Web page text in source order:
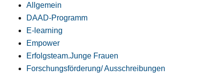
Allgemein
DAAD-Programm
E-learning
Empower
Erfolgsteam.Junge Frauen
Forschungsförderung/ Ausschreibungen